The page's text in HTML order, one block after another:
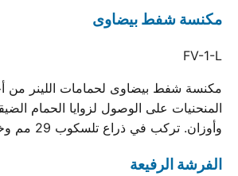
مكنسة شفط بيضاوى
FV-1-L
مكنسة شفط بيضاوى لحمامات اللينر من
المنحنيات على الوصول لزوايا الحمام
وأوزان. تركب في ذراع تلسكوب 29 مم وخرطوم 1.5 بوصة
الفرشة الرفيعة